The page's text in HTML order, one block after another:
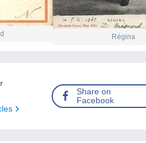
Régina
Share on
Facebook